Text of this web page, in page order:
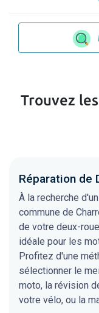
Trouvez
Réparation de
À la recherche
commune de
de votre deux-
idéale pour les
Profitez d'une
sélectionner le
moto, la révision
votre vélo, ou la